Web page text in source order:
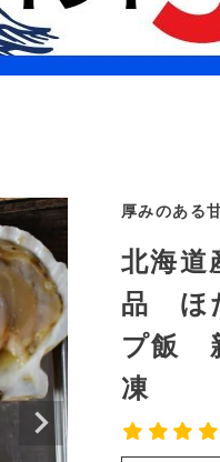
厚みのある
北海
品 ほ
プ飯
凍